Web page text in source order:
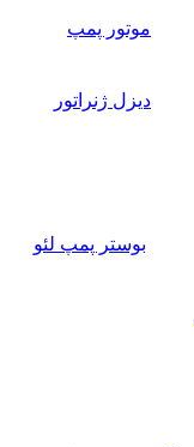
موتور پمپ
دیزل ژنراتور
بوستر پمپ لئو